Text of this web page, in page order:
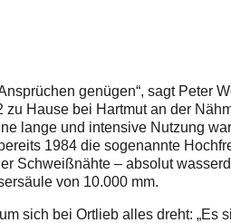
genügen“, sagt Peter
Hause bei Hartmut an der
lange und intensive Nutzung
1984 die sogenannte
Schweißnähte – absolut
von 10.000 mm.
sich bei Ortlieb alles dreht: „Es